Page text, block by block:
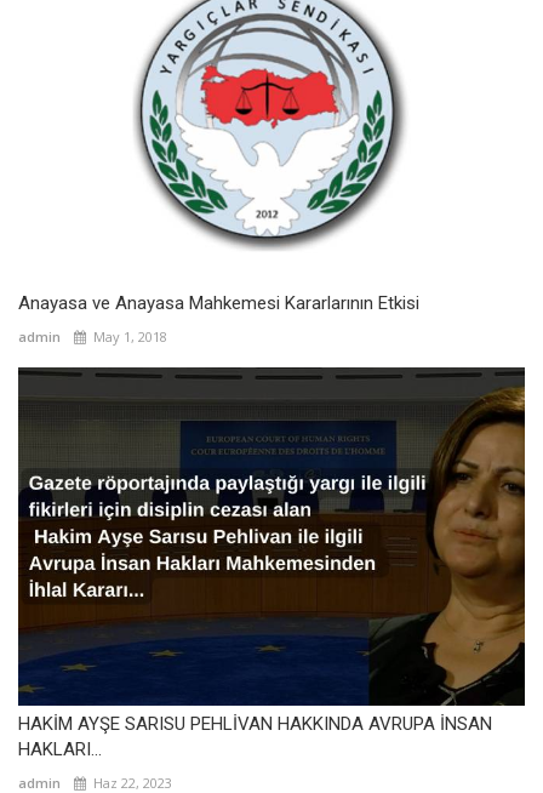
Anayasa ve Anayasa Mahkemesi Kararlarının Etkisi
admin May 1, 2018
HAKİM AYŞE SARISU PEHLİVAN HAKKINDA AVRUPA İNSAN
HAKLARI...
admin Haz 22, 2023